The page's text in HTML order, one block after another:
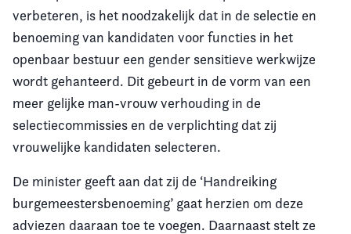
verbeteren, is het noodzakelijk dat in de selectie en
benoeming van kandidaten voor functies in het
openbaar bestuur een gender sensitieve werkwijze
wordt gehanteerd. Dit gebeurt in de vorm van een
meer gelijke man-vrouw verhouding in de
selectiecommissies en de verplichting dat zij
vrouwelijke kandidaten selecteren.
De minister geeft aan dat zij de ‘Handreiking
burgemeestersbenoeming’ gaat herzien om deze
adviezen daaraan toe te voegen. Daarnaast stelt ze